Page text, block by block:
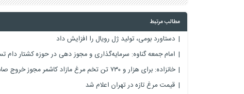
مطالب مرتبط
دستاورد بومی، تولید ژل رویال را افزایش داد
امام جمعه گناوه: سرمایه‌گذاری و مجوز دهی در حوزه کشتار دام
خانزاده: برای هزار و ۷۳۰ تن تخم مرغ مازاد کاشمر مجوز خروج صادر شد
قیمت مرغ تازه در تهران اعلام شد